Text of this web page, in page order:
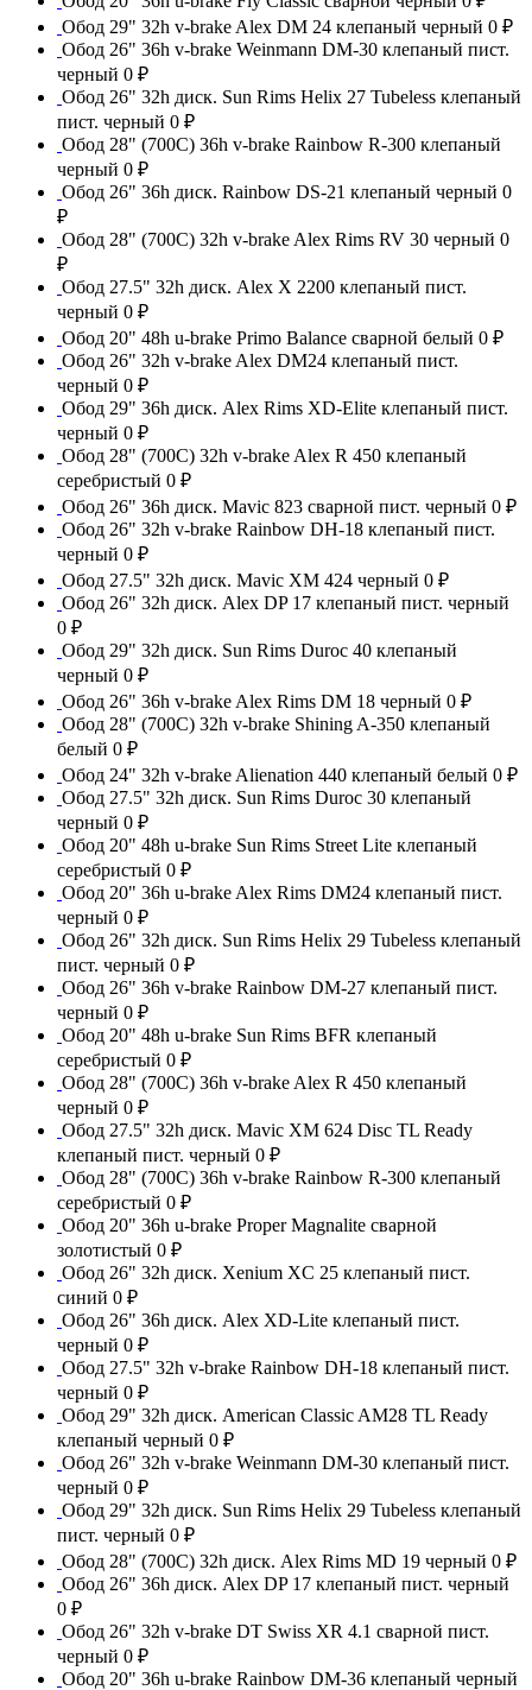
Обод 29" 32h v-brake Alex DM 24 клепаный черный 0 ₽
Обод 26" 36h v-brake Weinmann DM-30 клепаный пист.
черный 0 ₽
Обод 26" 32h диск. Sun Rims Helix 27 Tubeless клепаный
пист. черный 0 ₽
Обод 28" (700С) 36h v-brake Rainbow R-300 клепаный
черный 0 ₽
Обод 26" 36h диск. Rainbow DS-21 клепаный черный 0
₽
Обод 28" (700С) 32h v-brake Alex Rims RV 30 черный 0
₽
Обод 27.5" 32h диск. Alex X 2200 клепаный пист.
черный 0 ₽
Обод 20" 48h u-brake Primo Balance сварной белый 0 ₽
Обод 26" 32h v-brake Alex DM24 клепаный пист.
черный 0 ₽
Обод 29" 36h диск. Alex Rims XD-Elite клепаный пист.
черный 0 ₽
Обод 28" (700С) 32h v-brake Alex R 450 клепаный
серебристый 0 ₽
Обод 26" 36h диск. Mavic 823 сварной пист. черный 0 ₽
Обод 26" 32h v-brake Rainbow DH-18 клепаный пист.
черный 0 ₽
Обод 27.5" 32h диск. Mavic XM 424 черный 0 ₽
Обод 26" 32h диск. Alex DP 17 клепаный пист. черный
0 ₽
Обод 29" 32h диск. Sun Rims Duroc 40 клепаный
черный 0 ₽
Обод 26" 36h v-brake Alex Rims DM 18 черный 0 ₽
Обод 28" (700С) 32h v-brake Shining A-350 клепаный
белый 0 ₽
Обод 24" 32h v-brake Alienation 440 клепаный белый 0 ₽
Обод 27.5" 32h диск. Sun Rims Duroc 30 клепаный
черный 0 ₽
Обод 20" 48h u-brake Sun Rims Street Lite клепаный
серебристый 0 ₽
Обод 20" 36h u-brake Alex Rims DM24 клепаный пист.
черный 0 ₽
Обод 26" 32h диск. Sun Rims Helix 29 Tubeless клепаный
пист. черный 0 ₽
Обод 26" 36h v-brake Rainbow DM-27 клепаный пист.
черный 0 ₽
Обод 20" 48h u-brake Sun Rims BFR клепаный
серебристый 0 ₽
Обод 28" (700С) 36h v-brake Alex R 450 клепаный
черный 0 ₽
Обод 27.5" 32h диск. Mavic XM 624 Disc TL Ready
клепаный пист. черный 0 ₽
Обод 28" (700С) 36h v-brake Rainbow R-300 клепаный
серебристый 0 ₽
Обод 20" 36h u-brake Proper Magnalite сварной
золотистый 0 ₽
Обод 26" 32h диск. Xenium XC 25 клепаный пист.
синий 0 ₽
Обод 26" 36h диск. Alex XD-Lite клепаный пист.
черный 0 ₽
Обод 27.5" 32h v-brake Rainbow DH-18 клепаный пист.
черный 0 ₽
Обод 29" 32h диск. American Classic AM28 TL Ready
клепаный черный 0 ₽
Обод 26" 32h v-brake Weinmann DM-30 клепаный пист.
черный 0 ₽
Обод 29" 32h диск. Sun Rims Helix 29 Tubeless клепаный
пист. черный 0 ₽
Обод 28" (700С) 32h диск. Alex Rims MD 19 черный 0 ₽
Обод 26" 36h диск. Alex DP 17 клепаный пист. черный
0 ₽
Обод 26" 32h v-brake DT Swiss XR 4.1 сварной пист.
черный 0 ₽
Обод 20" 36h u-brake Rainbow DM-36 клепаный черный